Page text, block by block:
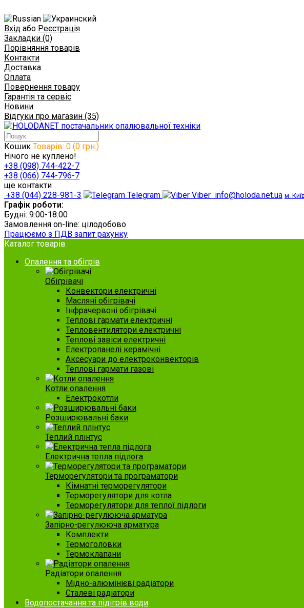
Вхід або Реєстрація
Закладки (0)
Порівняння товарів
Контакти
Доставка
Оплата
Повернення товару
Гарантія та сервіс
Новини
Відгуки про магазин (35)
Кошик Товарів: 0 (0 грн.)
Нічого не куплено!
+38 (098) 744-422-7
+38 (066) 744-796-7
ще контакти
+38 (044) 228-981-3
Telegram Viber info@holoda.net.ua м.
Графік роботи:
Будні: 9:00-18:00
Замовлення on-line: цілодобово
Працюємо з ПДВ запит рахунку
Каталог товарів
Опалення та обігрів
Обігрівачі
Конвектори електричні
Масляні обігрівачі
Інфрачервоні обігрівачі
Теплові гармати електричні
Тепловентилятори електричні
Теплові завіси електричні
Електропанелі керамічні
Аксесуари до електроконвекторів
Теплові гармати газові
Котли опалення
Електрокотли
Розширювальні баки
Теплий плінтус
Електрична тепла підлога
Терморегулятори та програматори
Кімнатні терморегулятори
Терморегулятори для котла
Терморегулятори для теплої підлоги
Запірно-регулююча арматура
Комплекти
Термоголовки
Термоклапани
Радіатори опалення
Мідно-алюмінієві радіатори
Сталеві радіатори
Водопостачання та підігрів води